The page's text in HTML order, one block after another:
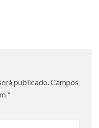
publicado.Campos
*